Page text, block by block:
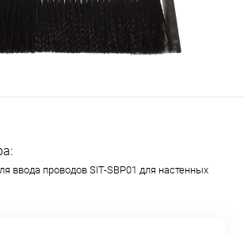
ввода проводов SIT-SBP01 для настенных